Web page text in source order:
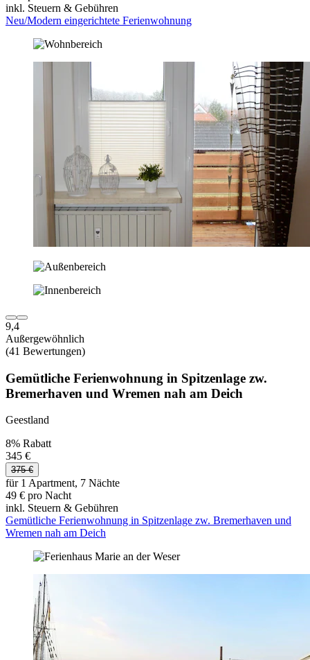
inkl. Steuern & Gebühren
Neu/Modern eingerichtete Ferienwohnung
9,4
Außergewöhnlich
(41 Bewertungen)
Gemütliche Ferienwohnung in Spitzenlage zw.
Bremerhaven und Wremen nah am Deich
Geestland
8% Rabatt
345 €
375 €
für 1 Apartment, 7 Nächte
49 € pro Nacht
inkl. Steuern & Gebühren
Gemütliche Ferienwohnung in Spitzenlage zw. Bremerhaven und
Wremen nah am Deich